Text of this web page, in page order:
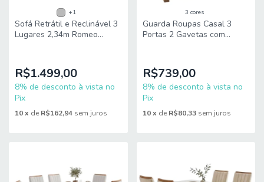
+1
Sofá Retrátil e Reclinável 3
Lugares 2,34m Romeo
R$1.499,00
8% de desconto à vista no
Pix
10x de R$162,94 sem juros
3 cores
Guarda Roupas Casal 3
Portas 2 Gavetas com
R$739,00
8% de desconto à vista no
Pix
10 x de R$80,33 sem juros